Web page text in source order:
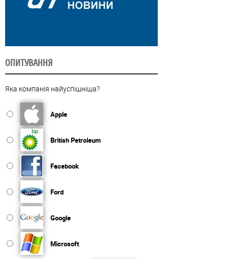
ОПИТУВАННЯ
Яка компанія найуспішніша?
Apple
British Petroleum
Facebook
Ford
Google
Microsoft